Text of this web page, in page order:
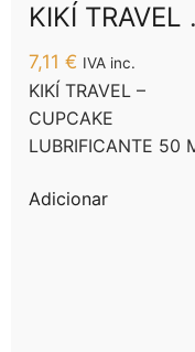
KIKÍ TRAVEL
CUPCAKE
50 ML
7,11 € IVA inc.
KIKÍ TRAVEL –
CUPCAKE
LUBRIFICANTE 50
Adicionar